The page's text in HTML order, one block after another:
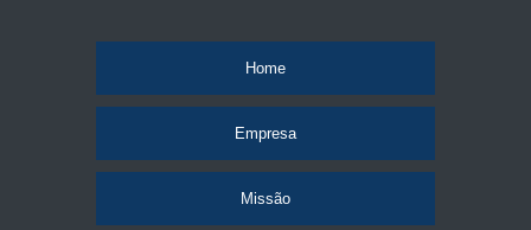
Home
Empresa
Missão